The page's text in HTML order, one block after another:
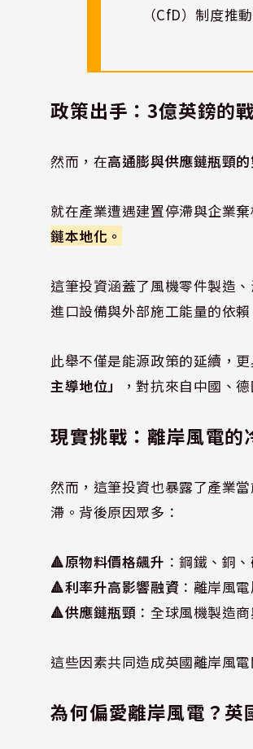
（CfD）制度推
政策出手：3億英鎊的
然而，在高通膨與供應鏈瓶頸
就在產業遭遇建置停滯與企業
鏈本地化。
這筆投資涵蓋了風機零件製造
進口設備與外部施工能量的依賴
此舉不僅是能源政策的延續，
主導地位」
，對抗來自中國、
現實挑戰：離岸風電的
然而，這筆投資也暴露了產業
滯。背後原因眾多：
🔺原物料價格飆升 ：鋼鐵、銅
🔺利率升高影響融資 ：離岸風
🔺供應鏈瓶頸 ：全球風機製造
這些因素共同造成英國離岸風
為何偏愛離岸風電？英